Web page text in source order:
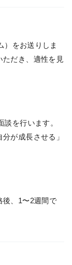
）をお送りしま
だき、適性を見
を行います。
が成長させる」
後、1〜2週間で